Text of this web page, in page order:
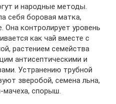
и народные методы.
себя боровая матка,
контролирует уровень
как чай вместе с
растением семейства
антисептическими и
Устранению трубной
зверобой, семена льна,
мачеха, спорыш.